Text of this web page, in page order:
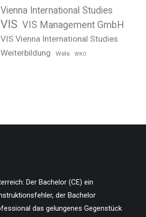
Vienna International Studies
VIS VIS Management GmbH
VIS Vienna International Studies
Weiterbildung
Wels WKO
Der Bachelor (CE) ein
der Bachelor
das gelungenes Gegenstück